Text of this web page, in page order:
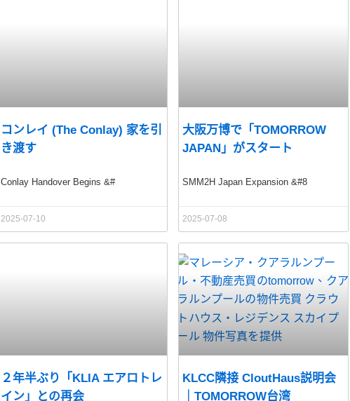
コンレイ (The Conlay) 家を引
き渡す
Conlay Handover Begins &#
2025-07-10
大阪万博で「TOMORROW
JAPAN」がスタート
SMM2H Japan Expansion &#8
2025-07-08
２年半ぶり「KLIA エアロトレ
イン」との再会
KLCC隣接 CloutHaus説明会
｜TOMORROW台湾